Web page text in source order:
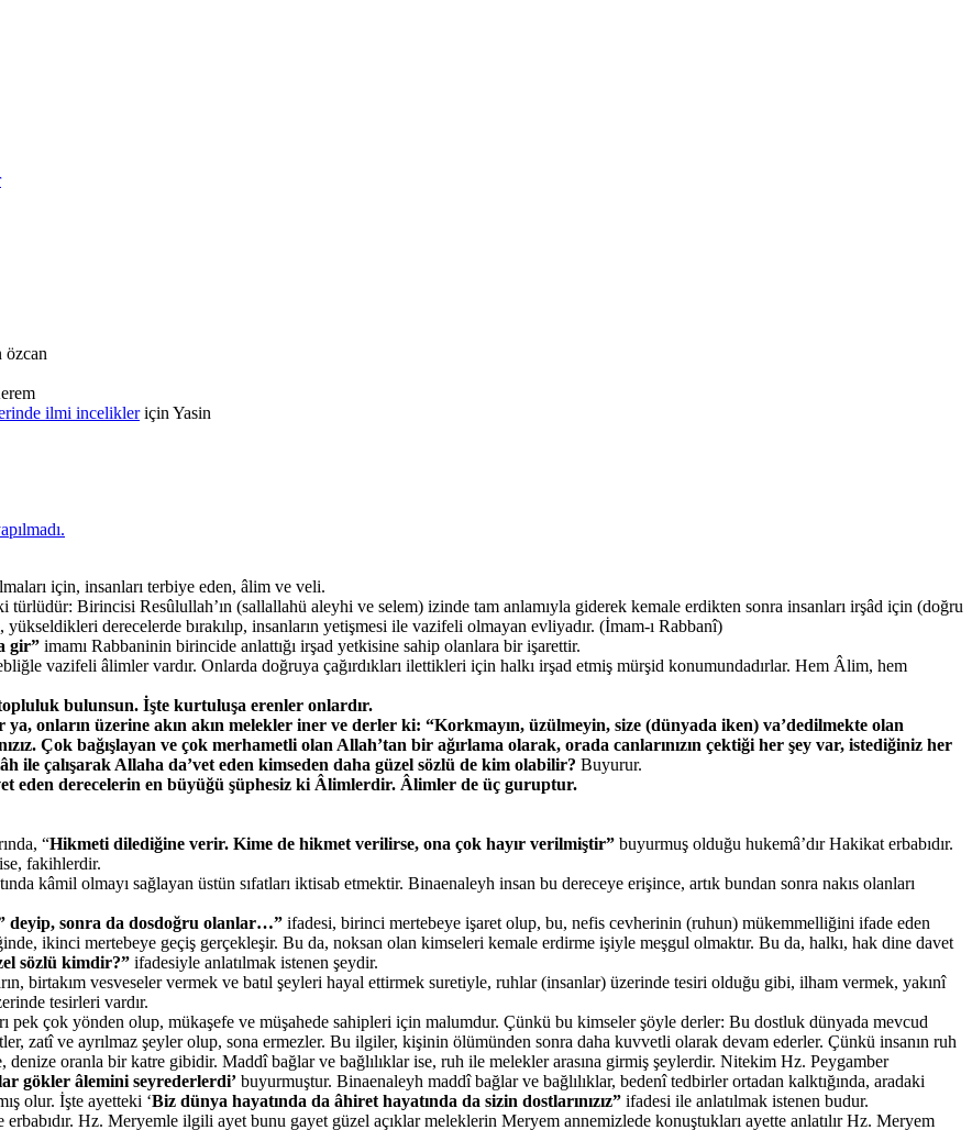
özcan
ilmi incelikleriçin Yasin
için, insanları terbiye eden, âlim ve veli.
Birincisi Resûlullah’ın (sallallahü aleyhi ve selem) izinde tam anlamıyla giderek kemale erdikten sonra insanları irşâd için (doğru
derecelerde bırakılıp, insanların yetişmesi ile vazifeli olmayan evliyadır. (İmam-ı Rabbanî)
gir” imamı Rabbaninin birincide anlattığı irşad yetkisine sahip olanlara bir işarettir.
vazifeli âlimler vardır. Onlarda doğruya çağırdıkları ilettikleri için halkı irşad etmiş mürşid konumundadırlar. Hem Âlim, hem
bulunsun. İşte kurtuluşa erenler onlardır.
onların üzerine akın akın melekler iner ve derler ki: “Korkmayın, üzülmeyin, size (dünyada iken) va’dedilmekte olan
Çok bağışlayan ve çok merhametli olan Allah’tan bir ağırlama olarak, orada canlarınızın çektiği her şey var, istediğiniz her
ile çalışarak Allaha da’vet eden kimseden daha güzel sözlü de kim olabilir? Buyurur.
eden derecelerin en büyüğü şüphesiz ki Âlimlerdir. Âlimler de üç guruptur.
“Hikmeti dilediğine verir. Kime de hikmet verilirse, ona çok hayır verilmiştir” buyurmuş olduğu hukemâ’dır Hakikat erbabıdır.
ise, fakihlerdir.
kâmil olmayı sağlayan üstün sıfatları iktisab etmektir. Binaenaleyh insan bu dereceye erişince, artık bundan sonra nakıs olanları
deyip, sonra da dosdoğru olanlar…” ifadesi, birinci mertebeye işaret olup, bu, nefis cevherinin (ruhun) mükemmelliğini ifade eden
ikinci mertebeye geçiş gerçekleşir. Bu da, noksan olan kimseleri kemale erdirme işiyle meşgul olmaktır. Bu da, halkı, hak dine davet
sözlü kimdir?” ifadesiyle anlatılmak istenen şeydir.
birtakım vesveseler vermek ve batıl şeyleri hayal ettirmek suretiyle, ruhlar (insanlar) üzerinde tesiri olduğu gibi, ilham vermek, yakınî
tesirleri vardır.
pek çok yönden olup, mükaşefe ve müşahede sahipleri için malumdur. Çünkü bu kimseler şöyle derler: Bu dostluk dünyada mevcud
zatî ve ayrılmaz şeyler olup, sona ermezler. Bu ilgiler, kişinin ölümünden sonra daha kuvvetli olarak devam ederler. Çünkü insanın ruh
oranla bir katre gibidir. Maddî bağlar ve bağlılıklar ise, ruh ile melekler arasına girmiş şeylerdir. Nitekim Hz. Peygamber
gökler âlemini seyrederlerdi’ buyurmuştur. Binaenaleyh maddî bağlar ve bağlılıklar, bedenî tedbirler ortadan kalktığında, aradaki
olur. İşte ayetteki ‘Biz dünya hayatında da âhiret hayatında da sizin dostlarınızız” ifadesi ile anlatılmak istenen budur.
Hz. Meryemle ilgili ayet bunu gayet güzel açıklar meleklerin Meryem annemizlede konuştukları ayette anlatılır Hz. Meryem